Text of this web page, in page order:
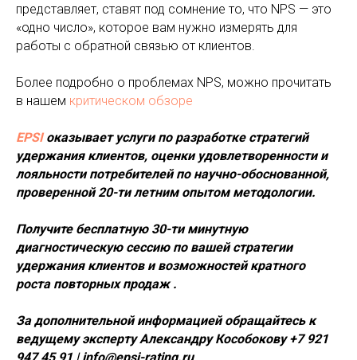
представляет, ставят под сомнение то, что NPS — это
«одно число», которое вам нужно измерять для
работы с обратной связью от клиентов.
Более подробно о проблемах NPS, можно прочитать
в нашем критическом обзоре
EPSIоказывает услуги по разработке стратегий
удержания клиентов, оценки удовлетворенности и
лояльности потребителей по научно-обоснованной,
проверенной 20-ти летним опытом методологии.
Получите бесплатную 30-ти минутную
диагностическую сессию по вашей стратегии
удержания клиентов и возможностей кратного
роста повторных продаж .
За дополнительной информацией обращайтесь к
ведущему эксперту Александру Кособокову +7 921